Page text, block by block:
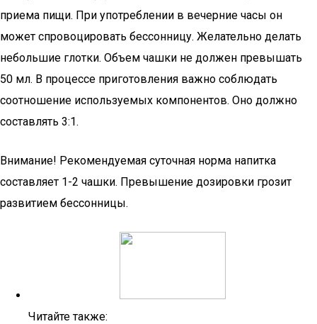
приема пищи. При употреблении в вечерние часы он
может спровоцировать бессонницу. Желательно делать
небольшие глотки. Объем чашки не должен превышать
50 мл. В процессе приготовления важно соблюдать
соотношение используемых компонентов. Оно должно
составлять 3:1.
Внимание! Рекомендуемая суточная норма напитка
составляет 1-2 чашки. Превышение дозировки грозит
развитием бессонницы.
Читайте также: